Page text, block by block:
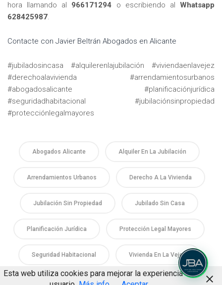
hora llamando al 966171294 o escribiendo alWhatsapp
628425987.
Contacte con Javier Beltrán Abogados en Alicante
#jubiladosincasa #alquilerenlajubilación #viviendaenlavejez
#derechoalavivienda #arrendamientosurbanos
#abogadosalicante #planificaciónjurídica
#seguridadhabitacional #jubilaciónsinpropiedad
#protecciónlegalmayores
Abogados Alicante Alquiler En La Jubilación
Arrendamientos Urbanos Derecho A La Vivienda
Jubilación Sin Propiedad Jubilado Sin Casa
Planificación Jurídica Protección Legal Mayores
Seguridad Habitacional Vivienda En La Vejez
Esta web utiliza cookies para mejorar la experiencia de